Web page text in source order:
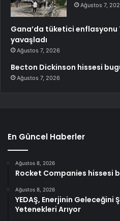
Ağustos 7,
Gana’da tüketici enflasyonu
yavaşladı
Ağustos 7, 2026
Becton Dickinson hissesi
Ağustos 7, 2026
En Güncel Haberler
Ağustos 8, 2026
Rocket Companies hissesi
Ağustos 8, 2026
YEDAŞ, Enerjinin Geleceğini
Yetenekleri Arıyor